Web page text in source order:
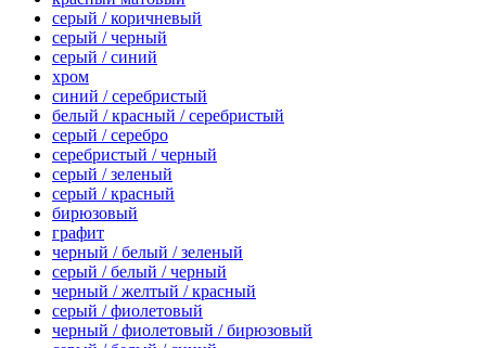
серый / коричневый
серый / черный
серый / синий
хром
синий / серебристый
белый / красный / серебристый
серый / серебро
серебристый / черный
серый / зеленый
серый / красный
бирюзовый
графит
черный / белый / зеленый
серый / белый / черный
черный / желтый / красный
серый / фиолетовый
черный / фиолетовый / бирюзовый